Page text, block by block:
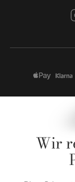
* Alle Preise inkl.
Diese Website ist
Wir